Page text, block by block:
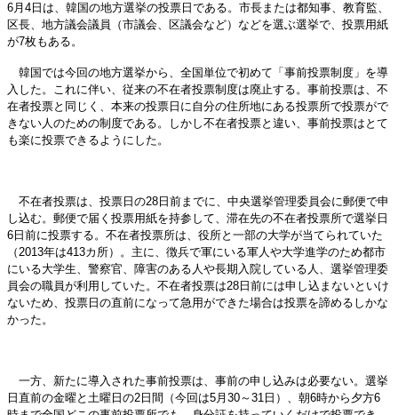
6月4日は、韓国の地方選挙の投票日である。市長または都知事、教育監、
区長、地方議会議員（市議会、区議会など）などを選ぶ選挙で、投票用紙
が7枚もある。
韓国では今回の地方選挙から、全国単位で初めて「事前投票制度」を導
入した。これに伴い、従来の不在者投票制度は廃止する。事前投票は、不
在者投票と同じく、本来の投票日に自分の住所地にある投票所で投票がで
きない人のための制度である。しかし不在者投票と違い、事前投票はとて
も楽に投票できるようにした。
不在者投票は、投票日の28日前までに、中央選挙管理委員会に郵便で申
し込む。郵便で届く投票用紙を持参して、滞在先の不在者投票所で選挙日
6日前に投票する。不在者投票所は、役所と一部の大学が当てられていた
（2013年は413カ所）。主に、徴兵で軍にいる軍人や大学進学のため都市
にいる大学生、警察官、障害のある人や長期入院している人、選挙管理委
員会の職員が利用していた。不在者投票は28日前には申し込まないといけ
ないため、投票日の直前になって急用ができた場合は投票を諦めるしかな
かった。
一方、新たに導入された事前投票は、事前の申し込みは必要ない。選挙
日直前の金曜と土曜日の2日間（今回は5月30～31日）、朝6時から夕方6